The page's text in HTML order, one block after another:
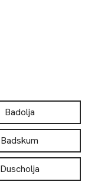
Badolja
Badskum
Duscholja